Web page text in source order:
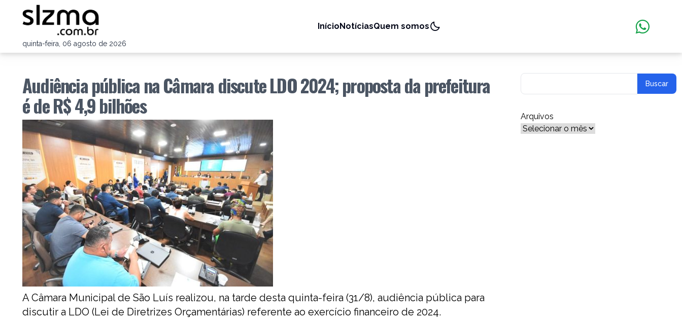
quinta-feira, 06 agosto de 2026
InícioNotíciasQuem somos
Audiência pública na Câmara discute LDO 2024; proposta da prefeitura
é de R$ 4,9 bilhões
A Câmara Municipal de São Luís realizou, na tarde desta quinta-feira (31/8), audiência pública para
discutir a LDO (Lei de Diretrizes Orçamentárias) referente ao exercício financeiro de 2024.
Arquivos
Arquivos